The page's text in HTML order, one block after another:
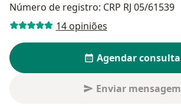
Número de registro: CRP RJ 05/61539
14 opiniões
Agendar consulta
Enviar mensagem